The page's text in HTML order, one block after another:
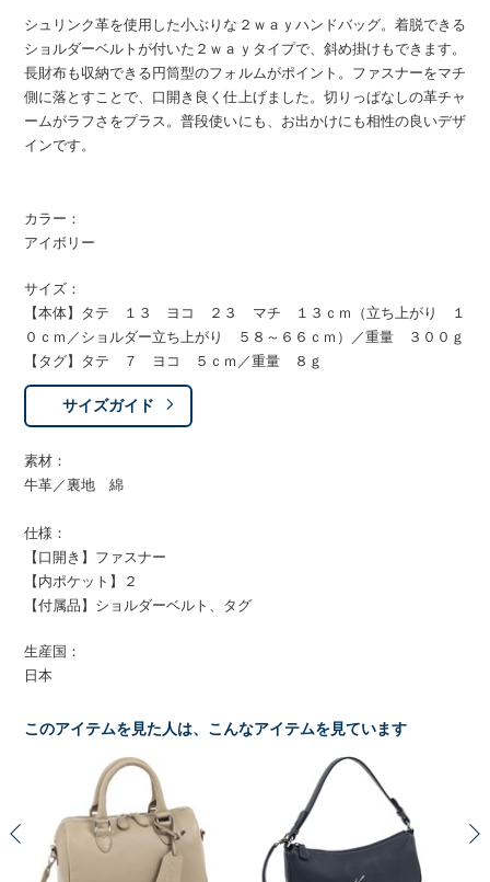
シュリンク革を使用した小ぶりな２ｗａｙハンドバッグ。着脱できる
ショルダーベルトが付いた２ｗａｙタイプで、斜め掛けもできます。
長財布も収納できる円筒型のフォルムがポイント。ファスナーをマチ
側に落とすことで、口開き良く仕上げました。切りっぱなしの革チャ
ームがラフさをプラス。普段使いにも、お出かけにも相性の良いデザ
インです。
カラー：
アイボリー
サイズ：
【本体】タテ １３ ヨコ ２３ マチ １３ｃｍ（立ち上がり １
０ｃｍ／ショルダー立ち上がり ５８～６６ｃｍ）／重量 ３００ｇ
【タグ】タテ ７ ヨコ ５ｃｍ／重量 ８ｇ
サイズガイド
素材：
牛革／裏地 綿
仕様：
【口開き】ファスナー
【内ポケット】２
【付属品】ショルダーベルト、タグ
生産国：
日本
このアイテムを見た人は、こんなアイテムを見ています